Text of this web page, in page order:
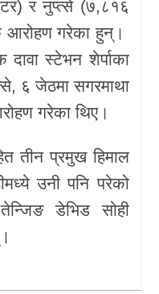
र नुप्त्से (७,८१६
आरोहण गरेका हुन्।
दावा स्टेभन शेर्पाका
६ जेठमा सगरमाथा
गरेका थिए।
तीन प्रमुख हिमाल
उनी पनि परेको
डेभिड सोही